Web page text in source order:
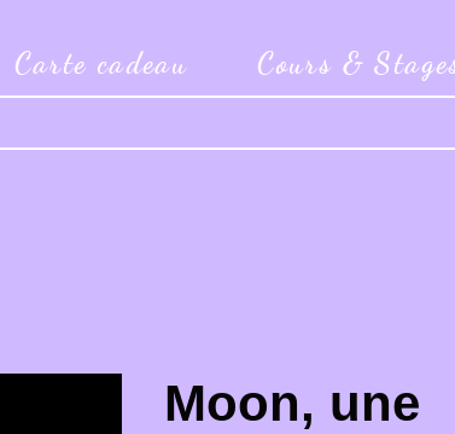
Carte cadeau Cours &
Moon, une